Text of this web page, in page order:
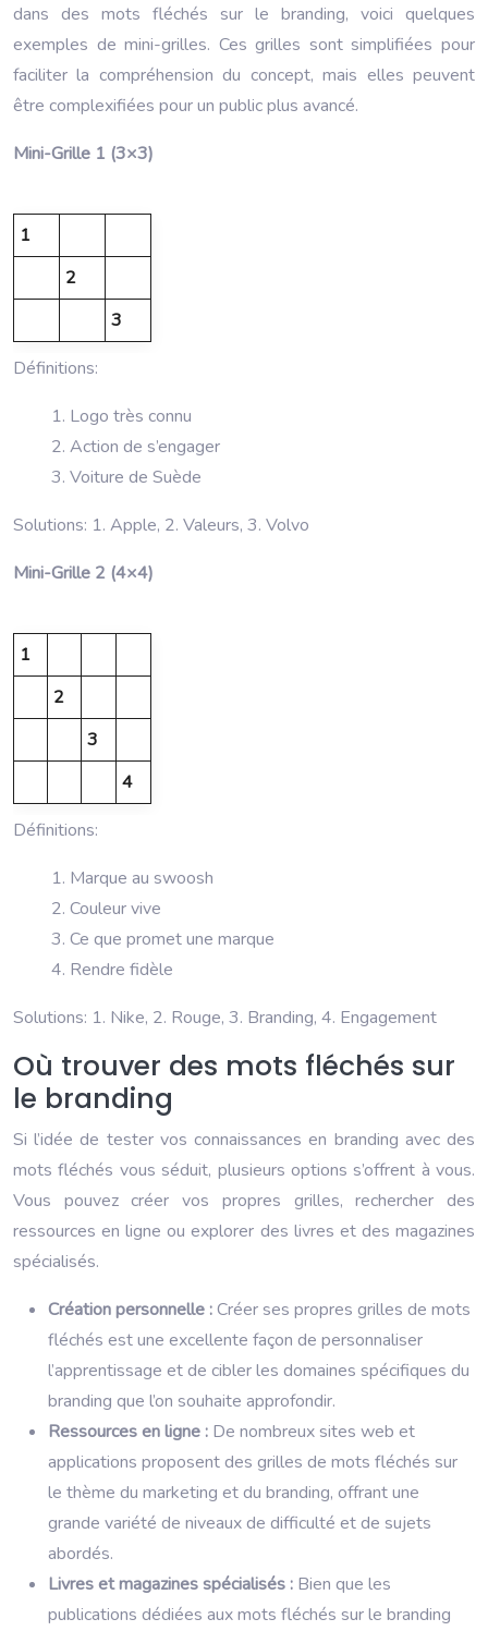
dans des mots fléchés sur le branding, voici quelques
exemples de mini-grilles. Ces grilles sont simplifiées pour
faciliter la compréhension du concept, mais elles peuvent
être complexifiées pour un public plus avancé.
Mini-Grille 1 (3×3)
1
2
3
Définitions:
Logo très connu
Action de s’engager
Voiture de Suède
Solutions: 1. Apple, 2. Valeurs, 3. Volvo
Mini-Grille 2 (4×4)
1
2
3
4
Définitions:
Marque au swoosh
Couleur vive
Ce que promet une marque
Rendre fidèle
Solutions: 1. Nike, 2. Rouge, 3. Branding, 4. Engagement
Où trouver des mots fléchés sur
le branding
Si l’idée de tester vos connaissances en branding avec des
mots fléchés vous séduit, plusieurs options s’offrent à vous.
Vous pouvez créer vos propres grilles, rechercher des
ressources en ligne ou explorer des livres et des magazines
spécialisés.
Création personnelle :Créer ses propres grilles de mots
fléchés est une excellente façon de personnaliser
l’apprentissage et de cibler les domaines spécifiques du
branding que l’on souhaite approfondir.
Ressources en ligne : De nombreux sites web et
applications proposent des grilles de mots fléchés sur
le thème du marketing et du branding, offrant une
grande variété de niveaux de difficulté et de sujets
abordés.
Livres et magazines spécialisés : Bien que les
publications dédiées aux mots fléchés sur le branding